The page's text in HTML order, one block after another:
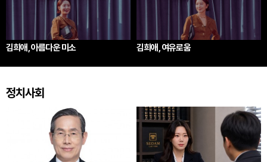
김희애, 아름다운 미소 김희애, 여유로움
정치사회